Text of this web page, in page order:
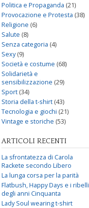
Politica e Propaganda (21)
Provocazione e Protesta (38)
Religione (6)
Salute (8)
Senza categoria (4)
Sexy(9)
Società e costume (68)
Solidarietà e
sensibilizzazione (29)
Sport (34)
Storia della t-shirt (43)
Tecnologia e giochi (21)
Vintage e storiche (53)
ARTICOLI RECENTI
La sfrontatezza di Carola
Rackete secondo Libero
La lunga corsa per la parità
Flatbush, Happy Days e i ribelli
degli anni Cinquanta
Lady Soul wearing t-shirt